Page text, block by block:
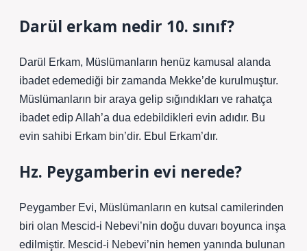
Darül erkam nedir 10. sınıf?
Darül Erkam, Müslümanların henüz kamusal alanda
ibadet edemediği bir zamanda Mekke’de kurulmuştur.
Müslümanların bir araya gelip sığındıkları ve rahatça
ibadet edip Allah’a dua edebildikleri evin adıdır. Bu
evin sahibi Erkam bin’dir. Ebul Erkam’dır.
Hz. Peygamberin evi nerede?
Peygamber Evi, Müslümanların en kutsal camilerinden
biri olan Mescid-i Nebevi’nin doğu duvarı boyunca inşa
edilmiştir. Mescid-i Nebevi’nin hemen yanında bulunan